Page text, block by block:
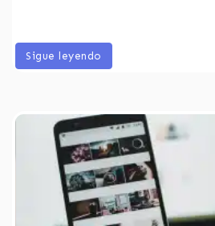
Sigue leyendo